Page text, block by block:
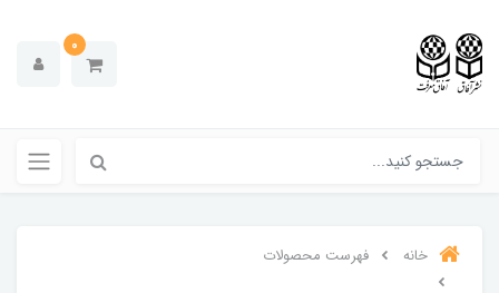
0
خانه فهرست محصولات